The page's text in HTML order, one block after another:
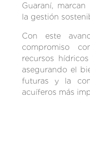
Guaraní,
la gestión
Con este
compromiso
recursos
asegurando el
futuras y la
acuíferos más